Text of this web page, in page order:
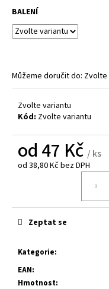
BALENÍ
Můžeme doručit do: Zvolte
Zvolte variantu
Kód: Zvolte variantu
od47 Kč / ks
od 38,80 Kčbez DPH
Kategorie:
EAN:
Hmotnost:
Zeptat se
D
o
r
u
j
m
62,70
Kč